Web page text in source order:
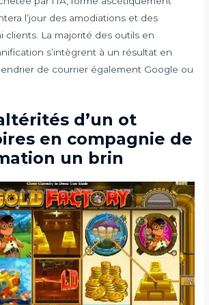
l’jour des amodiations et des
clients. La majorité des outils en
s’intègrent à un résultat en
de courrier également Google ou
d’un ot
en compagnie de
un brin